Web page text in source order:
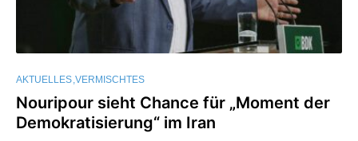
AKTUELLES VERMISCHTES
Nouripour sieht Chance für „Moment der
Demokratisierung“ im Iran